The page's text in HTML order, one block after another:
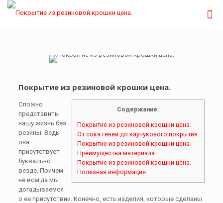
Покрытие из резиновой крошки цена.
Содержание:
Покрытие из резиновой крошки цена.
От сока гевеи до каучукового покрытия.
Покрытие из резиновой крошки цена.
Преимущества материала.
Покрытие из резиновой крошки цена.
Полезная информация:
Сложно
представить
нашу жизнь без
резины. Ведь
она
присутствует
буквально
везде. Причем
не всегда мы
догадываемся
о ее присутствии. Конечно, есть изделия, которые сделаны